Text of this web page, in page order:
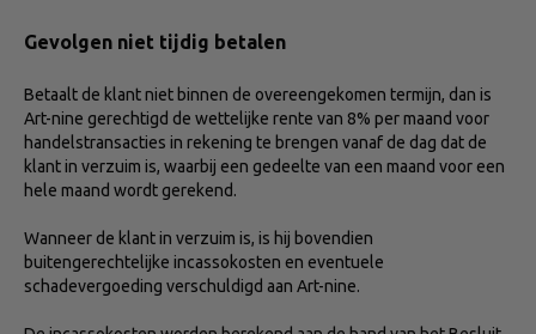
Gevolgen niet tijdig betalen
Betaalt de klant niet binnen de overeengekomen termijn, dan is
Art-nine gerechtigd de wettelijke rente van 8% per maand voor
handelstransacties in rekening te brengen vanaf de dag dat de
klant in verzuim is, waarbij een gedeelte van een maand voor een
hele maand wordt gerekend.
Wanneer de klant in verzuim is, is hij bovendien
buitengerechtelijke incassokosten en eventuele
schadevergoeding verschuldigd aan Art-nine.